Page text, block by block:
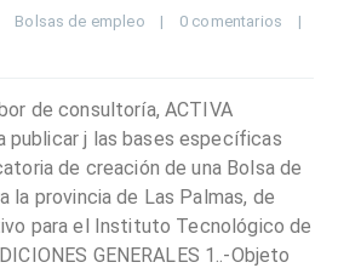
Bolsas de empleo | 0 comentarios
|
de consultoría, ACTIVA
publicar j las bases específicas
de creación de una Bolsa de
la provincia de Las Palmas, de
para el Instituto Tecnológico de
GENERALES 1..-Objeto